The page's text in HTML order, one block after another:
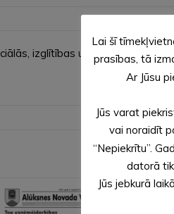
izglītības un kultūras
Lai šī
prasības, tā
Ar Jūsu
Jūs varat
vai noraidīt
“Nepiekrītu”.
datorā
Jūs jebkurā